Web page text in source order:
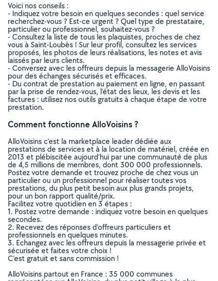
Voici nos conseils :
- Indiquez votre besoin en quelques secondes : quel service
recherchez-vous ? Est-ce urgent ? Quel type de prestataire,
particulier ou professionnel, souhaitez-vous ?
- Consultez la liste de tous les plaquistes, proches de chez
vous à Saint-Loubès ! Sur leur profil, consultez les services
proposés, les photos de leurs réalisations, les notes et avis
laissés par leurs clients.
- Conversez avec les offreurs depuis la messagerie AlloVoisins
pour des échanges sécurisés et efficaces.
- Du contrat de prestation au paiement en ligne, en passant
par la prise de rendez-vous, l’état des lieux, les devis et les
factures : utilisez nos outils gratuits à chaque étape de votre
prestation.
Comment fonctionne AlloVoisins ?
AlloVoisins c’est la marketplace leader dédiée aux
prestations de services et à la location de matériel, créée en
2013 et plébiscitée aujourd’hui par une communauté de plus
de 4,5 millions de membres, dont 300 000 professionnels.
Postez votre demande et trouvez proche de chez vous un
particulier ou un professionnel pour réaliser toutes vos
prestations, du plus petit besoin aux plus grands projets,
pour un bon rapport qualité/prix.
Facilitez votre quotidien en 3 étapes :
1. Postez votre demande : indiquez votre besoin en quelques
secondes.
2. Recevez des réponses d’offreurs particuliers et
professionnels en quelques minutes.
3. Echangez avec les offreurs depuis la messagerie privée et
sécurisée et faites votre choix !
C’est gratuit et sans commission !
AlloVoisins partout en France : 35 000 communes